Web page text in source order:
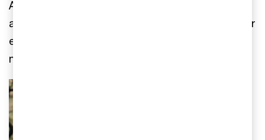
Avkastningskravet på den svenska
aktiemarknaden är kvar på liknande nivåer som för
ett år sedan. Däremot skiljer sig synen åt rejält
mellan olika aktörer på marknaden.